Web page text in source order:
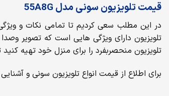
قیمت تلویزیون سونی مدل 55A8G
تلویزیون دارای ویژگی هایی است که تصویر
تلویزیون منحصربفرد را برای منزل خود تهیه
برای اطلاع از قیمت انواع تلویزیون سونی و